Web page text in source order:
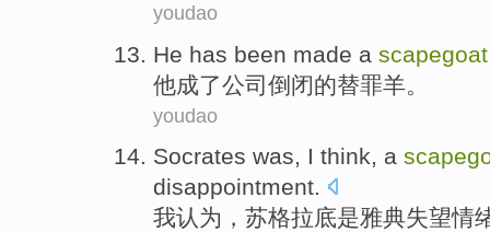
youdao
He has been made a scapegoat
他成了公司 倒闭的替罪羊。
youdao
Socrates was, I think, a
disappointment.
我认为 ， 苏格拉底是雅典失望情